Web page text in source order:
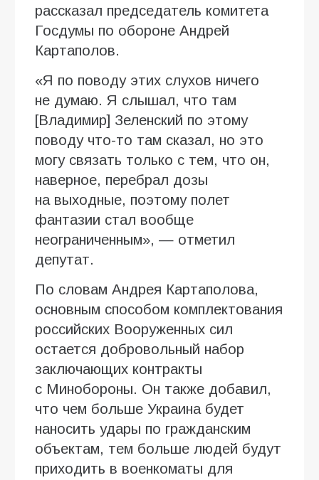
рассказал председатель комитета
Госдумы по обороне Андрей
Картаполов.
«Я по поводу этих слухов ничего
не думаю. Я слышал, что там
[Владимир] Зеленский по этому
поводу что-то там сказал, но это
могу связать только с тем, что он,
наверное, перебрал дозы
на выходные, поэтому полет
фантазии стал вообще
неограниченным», — отметил
депутат.
По словам Андрея Картаполова,
основным способом комплектования
российских Вооруженных сил
остается добровольный набор
заключающих контракты
с Минобороны. Он также добавил,
что чем больше Украина будет
наносить удары по гражданским
объектам, тем больше людей будут
приходить в военкоматы для